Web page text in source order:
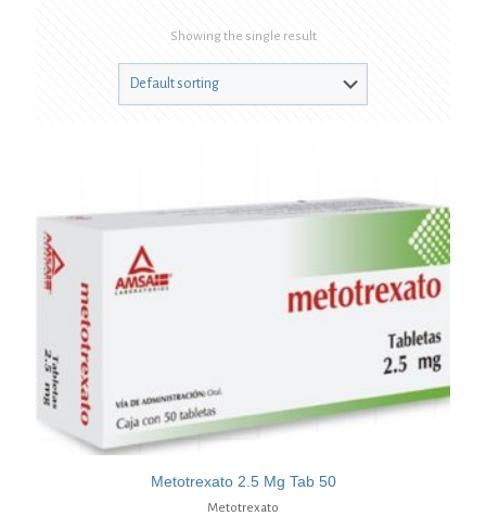
Showing the single result
Metotrexato 2.5 Mg Tab 50
Metotrexato